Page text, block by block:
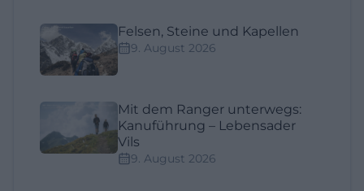
Felsen, Steine und Kapellen
9. August 2026
Mit dem Ranger unterwegs:
Kanuführung – Lebensader
Vils
9. August 2026